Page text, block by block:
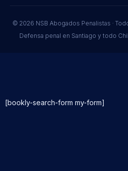
© 2026 NSB Abogados Penalistas ·
Defensa penal en Santiago y todo
[bookly-search-form my-form]